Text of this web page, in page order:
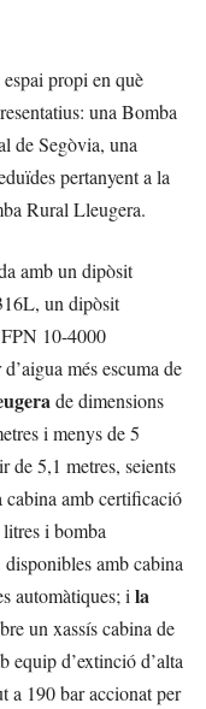
propi en què
una Bomba
de Segòvia, una
pertanyent a la
Rural Lleugera.
amb un dipòsit
un dipòsit
10-4000
més escuma de
de dimensions
i menys de 5
de 5,1 metres, seients
cabina amb certificació
i bomba
amb cabina
automàtiques; ila
un xassís cabina de
equip d’extinció d’alta
a 190 bar accionat per